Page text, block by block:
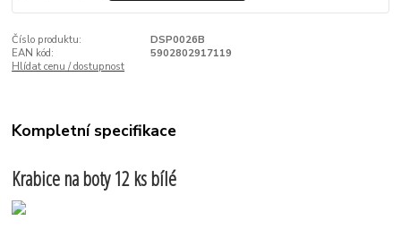
Číslo produktu:
DSP0026B
EAN kód:
5902802917119
Hlídat cenu / dostupnost
Kompletní specifikace
Krabice na boty 12 ks bílé